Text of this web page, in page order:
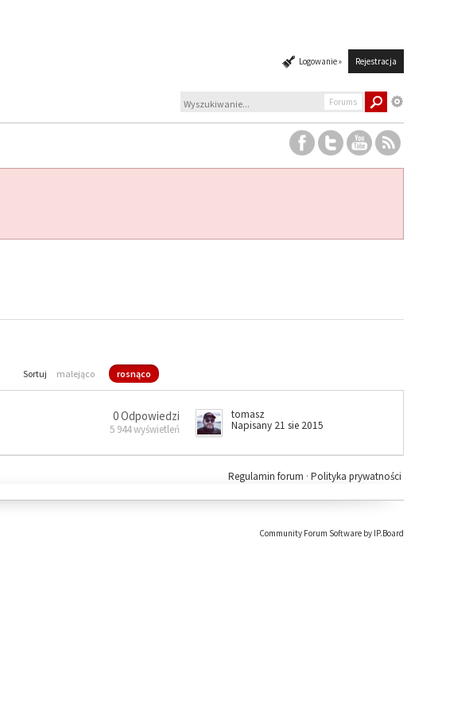
Logowanie » Rejestracja
Forums
Sortuj malejąco rosnąco
0 Odpowiedzi
5 944 wyświetleń
tomasz
Napisany 21 sie 2015
Polityka prywatności
Regulamin forum ·
Community Forum Software by IP.Board